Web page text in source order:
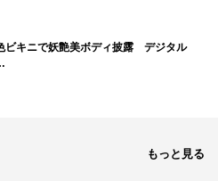
ことが大好きです。同じく
員、そして今日少しでもBiS
たと、一緒に見れる景色を大
」と力強く述べる。
ビキニで妖艶美ボディ披露 デジタル
もっと見る